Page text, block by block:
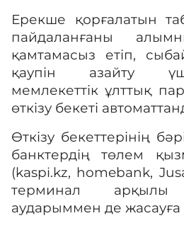
Ерекше қорғалатын
пайдаланғаны
қамтамасыз етіп,
қаупін азайту
мемлекеттік ұлттық
өткізу бекеті
Өткізу бекеттерінің
банктердің төлем
(kaspi.kz, homebank,
терминал
аударыммен де жасауға